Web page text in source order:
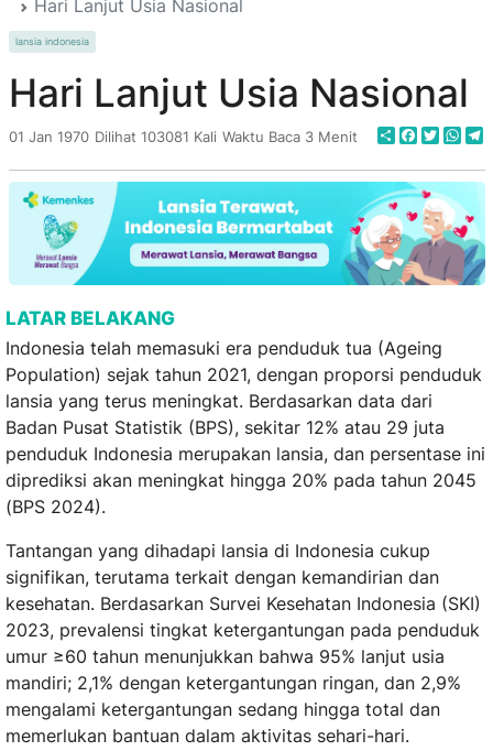
Hari Lanjut Usia Nasional
lansia indonesia
Hari Lanjut Usia Nasional
01 Jan 1970 Dilihat 103081 Kali Waktu Baca 3 Menit Share
LATAR BELAKANG
Indonesia telah memasuki era penduduk tua (Ageing
Population) sejak tahun 2021, dengan proporsi penduduk
lansia yang terus meningkat. Berdasarkan data dari
Badan Pusat Statistik (BPS), sekitar 12% atau 29 juta
penduduk Indonesia merupakan lansia, dan persentase ini
diprediksi akan meningkat hingga 20% pada tahun 2045
(BPS 2024).
Tantangan yang dihadapi lansia di Indonesia cukup
signifikan, terutama terkait dengan kemandirian dan
kesehatan. Berdasarkan Survei Kesehatan Indonesia (SKI)
2023, prevalensi tingkat ketergantungan pada penduduk
umur ≥60 tahun menunjukkan bahwa 95% lanjut usia
mandiri; 2,1% dengan ketergantungan ringan, dan 2,9%
mengalami ketergantungan sedang hingga total dan
memerlukan bantuan dalam aktivitas sehari-hari.